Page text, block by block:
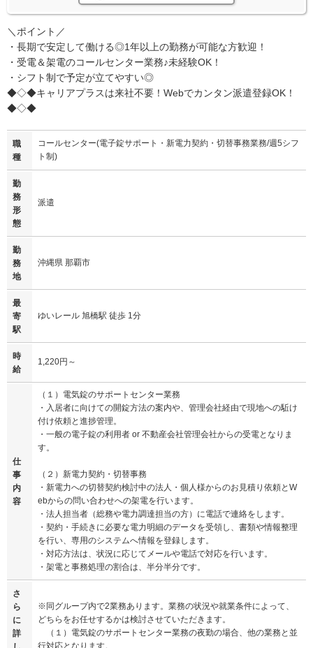
＼ポイント／
・長期で安定して働ける◎1年以上の勤務が可能な方歓迎！
・受電＆架電のコールセンター業務♪未経験OK！
・シフト制で予定が立てやすい◎
◆◇◆キャリアプラスは来社不要！Webでカンタン派遣登録OK！
◆◇◆
職
種
コールセンター(電子錠サポート・新電力契約・切替事務業務/週5シフ
ト制)
勤
務
形
態
派遣
勤
務
地
沖縄県 那覇市
最
寄
駅
ゆいレール 旭橋駅 徒歩 1分
時
給
1,220円～
仕
事
内
容
（１）電気錠のサポートセンター業務
・入居者に向けての開錠方法の案内や、管理会社経由で現地への駈け
付け依頼と進捗管理。
・一般の電子錠の利用者 or 不動産会社管理会社からの受電となりま
す。
（２）新電力契約・切替事務
・新電力への切替契約検討中の法人・個人様からのお見積り依頼とW
ebからの問い合わせへの架電を行います。
・法人担当者（総務や電力調達担当の方）に電話で連絡をします。
・契約・手続きに必要な電力明細のデータを受領し、書類や情報整理
を行い、専用のシステムへ情報を登録します。
・対応方法は、状況に応じてメールや電話で対応を行います。
・架電と事務処理の割合は、半分半分です。
さ
ら
に
詳
※同グループ内で2業務あります。業務の状況や就業条件によって、
どちらをお任せするかは検討させていただきます。
（１）電気錠のサポートセンター業務の夜勤の場合、他の業務と並
行対応となります。